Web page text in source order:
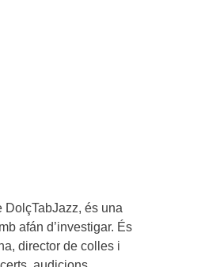
DolçTabJazz, és una
afán d’investigar. És
director de colles i